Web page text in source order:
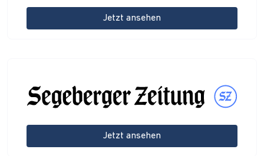
Jetzt ansehen
Jetzt ansehen